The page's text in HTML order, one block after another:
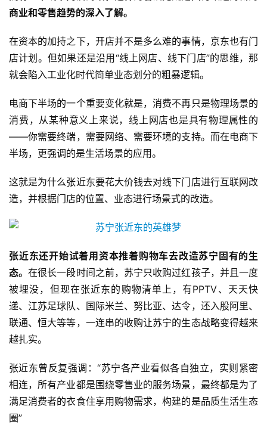
商业和零售趋势的深入了解。
在资本的加持之下，开店并不是多么难的事情，京东也有门
店计划。但如果还是沿用“线上网店、线下门店”的思维，那
就会陷入工业化时代简单业态划分的粗暴逻辑。
电商下半场的一个重要变化就是，消费不再只是物理场景的
消费，从某种意义上来说，线上网店也是具有物理属性的
——你需要终端，需要网络、需要环境的支持。而在电商下
半场，更强调的是生活场景的应用。
这就是为什么张近东要花大价钱去对线下门店进行互联网改
造，并根据门店的位置、业态进行场景式的改造。
张近东还开始试着用资本推着购物车去改造苏宁固有的生
态。在很长一段时间之前，苏宁只收购过红孩子，并且一度
被埋没，但现在张近东的购物清单上，有PPTV、天天快
递、江苏足球队、国际米兰、努比亚、达令，还入股阿里、
联通、恒大等等，一连串的收购让苏宁的生态战略变得越来
越扎实。
张近东曾反复强调：“苏宁各产业看似各自独立，实则紧密
相连，所有产业都是围绕零售业的服务场景，最终都是为了
满足消费者的衣食住享用购物需求，构建的是品质生活生态
圈”